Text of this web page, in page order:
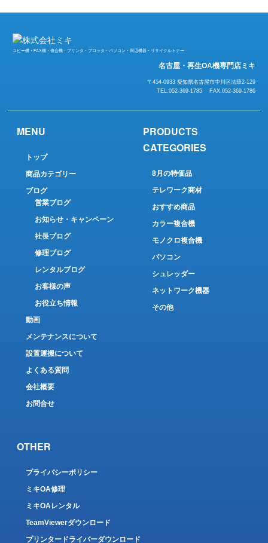
コピー機・FAX機・複合機・プリンタ・プロッタ・パソコン・周辺機器・リサイクルトナー
名古屋・再生OA機専門店ミキ
〒454-0933 愛知県名古屋市中川区法華2-129
TEL.052-369-1785 FAX.052-369-1786
MENU
トップ
商品カテゴリー
ブログ
営業ブログ
お知らせ・キャンペーン
社長ブログ
修理ブログ
レンタルブログ
お客様の声
お役立ち情報
動画
メンテナンスについて
設置運搬について
よくある質問
会社概要
お問合せ
PRODUCTS
CATEGORIES
8月の特価品
テレワーク商材
おすすめ商品
カラー複合機
モノクロ複合機
パソコン
シュレッダー
ネットワーク機器
その他
OTHER
プライバシーポリシー
ミキOA修理
ミキOAレンタル
TeamViewerダウンロード
プリンタードライバーダウンロード